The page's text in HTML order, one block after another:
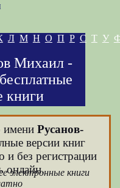
Л М Н О П Р С Т У
Михаил -
книги
имени Русанов-
версии книг
и без регистрации
онлайн.
электронные книги